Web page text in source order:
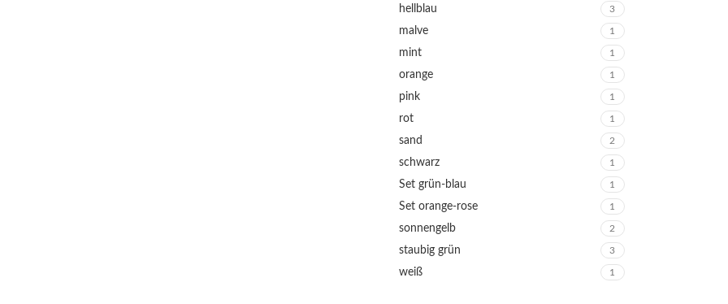
hellblau 3
malve 1
mint 1
orange 1
pink 1
rot 1
sand 2
schwarz 1
Set grün-blau 1
Set orange-rose 1
sonnengelb 2
staubig grün 3
weiß 1